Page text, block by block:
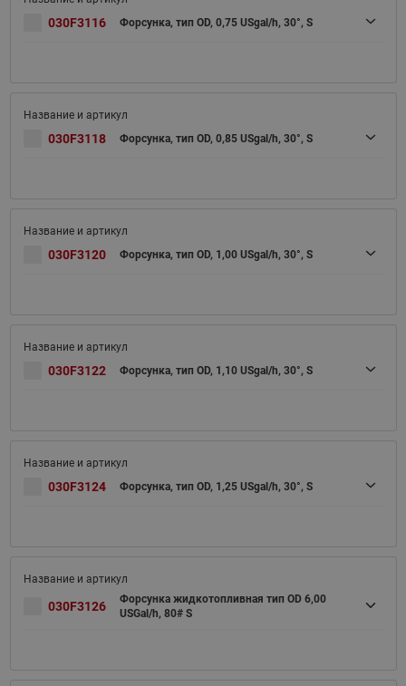
030F3116 Форсунка, тип OD, 0,75 USgal/h, 30°, S
030F3118 Форсунка, тип OD, 0,85 USgal/h, 30°, S
030F3120 Форсунка, тип OD, 1,00 USgal/h, 30°, S
030F3122 Форсунка, тип OD, 1,10 USgal/h, 30°, S
030F3124 Форсунка, тип OD, 1,25 USgal/h, 30°, S
030F3126
Форсунка жидкотопливная тип OD 6,00
USGal/h, 80# S